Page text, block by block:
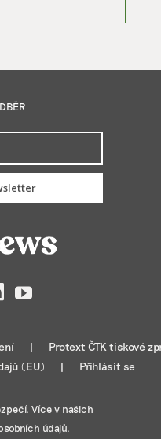
LinkedIn
YouTube
Protext ČTK tiskové
(EU)
Přihlásit se
Více v našich
údajů.